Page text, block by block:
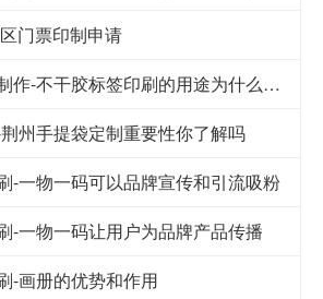
门票印制申请
荆州不干胶标贴制作-不干胶标签印刷的用途为什么这么广泛
州手提袋定制重要性你了解吗
-一物一码可以品牌宣传和引流吸粉
-一物一码让用户为品牌产品传播
-画册的优势和作用